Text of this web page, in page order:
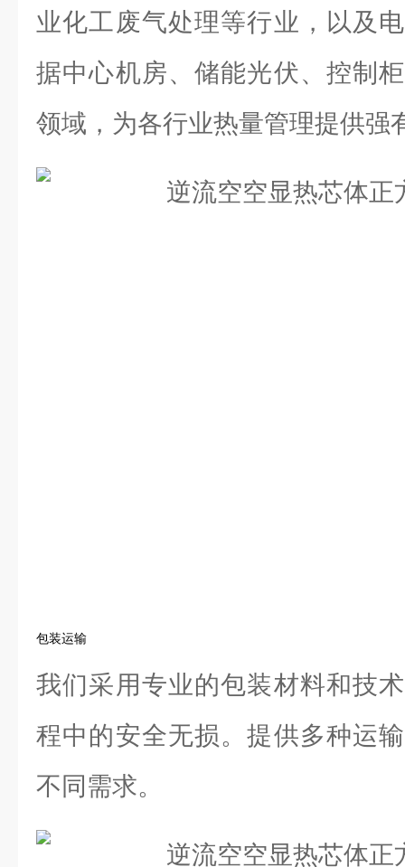
业化工废气处理等行业，以及
据中心机房、储能光伏、控制
领域，为各行业热量管理提供强
包装运输
我们采用专业的包装材料和技
程中的安全无损。提供多种运
不同需求。